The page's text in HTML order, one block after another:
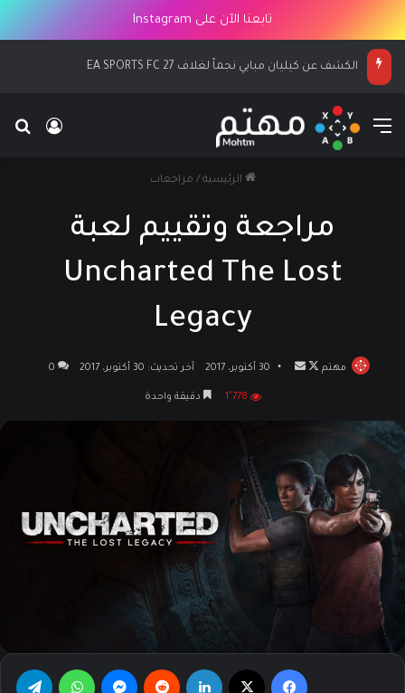
تابعنا الآن على Instagram
الكشف عن كيليان مبابي نجماً لغلاف EA SPORTS FC 27
القائمة
الرئيسية / مراجعات
مراجعة وتقييم لعبة
Uncharted The Lost
Legacy
مهتم
تابع أرسل 30 أكتوبر، 2017 آخر تحديث: 30 أكتوبر، 2017 0
1٬778 دقيقة واحدة